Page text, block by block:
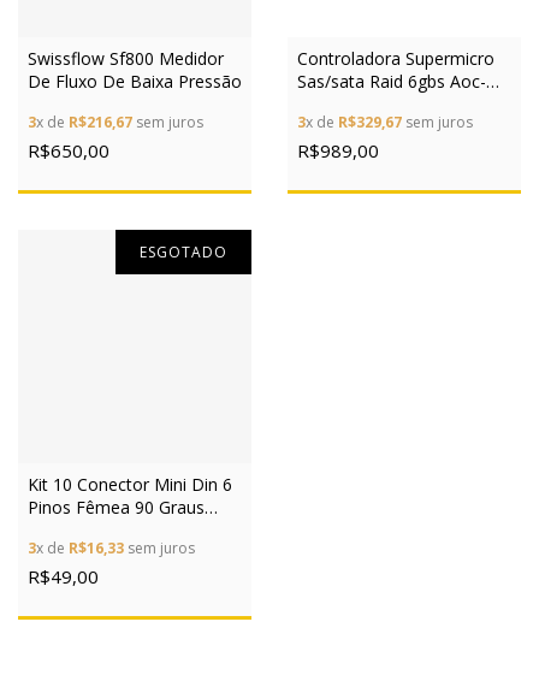
Swissflow Sf800 Medidor
De Fluxo De Baixa Pressão
3x de R$216,67 sem juros
R$650,00
Controladora Supermicro
Sas/sata Raid 6gbs Aoc-
3x de R$329,67 sem juros
R$989,00
ESGOTADO
Kit 10 Conector Mini Din 6
Pinos Fêmea 90 Graus
3x de R$16,33 sem juros
R$49,00